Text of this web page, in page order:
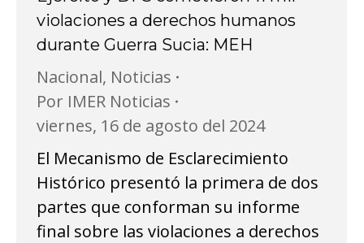
violaciones a derechos humanos
durante Guerra Sucia: MEH
Nacional, Noticias
Por IMER Noticias
viernes, 16 de agosto del 2024
El Mecanismo de Esclarecimiento
Histórico presentó la primera de dos
partes que conforman su informe
final sobre las violaciones a derechos